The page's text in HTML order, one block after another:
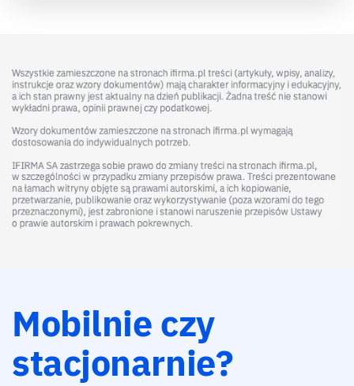
Mobilnie czy
stacjonarnie?